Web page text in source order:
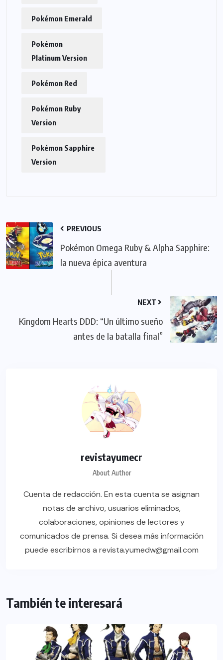
Pokémon Emerald
Pokémon
Platinum Version
Pokémon Red
Pokémon Ruby
Version
Pokémon Sapphire
Version
PREVIOUS
Pokémon Omega Ruby & Alpha Sapphire:
la nueva épica aventura
NEXT
Kingdom Hearts DDD: “Un último sueño
antes de la batalla final”
revistayumecr
About Author
Cuenta de redacción. En esta cuenta se asignan
notas de archivo, usuarios eliminados,
colaboraciones, opiniones de lectores y
comunicados de prensa. Si desea más información
puede escribirnos a revista.yumedw@gmail.com
También te interesará